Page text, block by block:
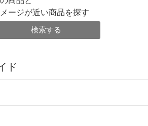
ージが近い商品を探す
検索する
ド